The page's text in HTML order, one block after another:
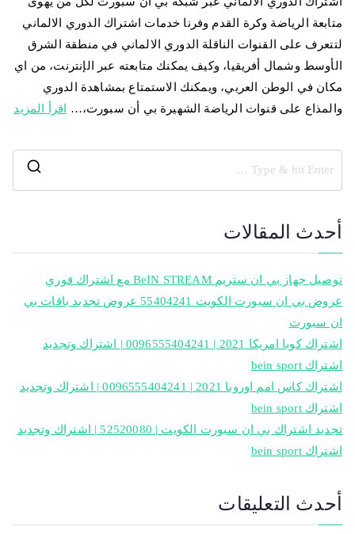
متابعة الرياضة وكرة القدم وفرنا خدمات اشتراك الدوري الالماني
لتتعرف على القنوات الناقلة الدوري الالماني في منطقة الشرق
الأوسط وشمال أفريقيا، وكيف يمكنك متابعته عبر الإنترنت، من اي
مكان في الوطن العربي، ويمكنك الاستمتاع بمشاهدة الدوري
والمذاع على قنوات الرياضة الشهيرة بي أن سبورت،…
اقرأ المزيد
أحدث المقالات
توصيل جهاز بي ان ستريم BeIN STREAM مع اشتراك فوري
عروض بي ان سبورت الكويت 55404241 عروض تجديد باقات بي
ان سبورت
اشتراك كوبا امريكا 2021 | 0096555404241 | اشتراك وتجديد
اشتراك bein sport
اشتراك كاس امم اوروبا 2021 | 0096555404241 | اشتراك وتجديد
اشتراك bein sport
تجديد اشتراك بي ان سبورت الكويت | 52520080 | اشتراك وتجديد
اشتراك bein sport
أحدث التعليقات